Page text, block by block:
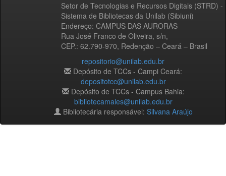
Setor de Tecnologias e Recursos Digitais (STRD) -
Sistema de Bibliotecas da Unilab (Sibiuni)
Endereço: CAMPUS DAS AURORAS
Rua José Franco de Oliveira, s/n,
CEP.: 62.790-970, Redenção – Ceará – Brasil
repositorio@unilab.edu.br
Depósito de TCCs - Campi Ceará:
depositotcc@unilab.edu.br
Depósito de TCCs - Campus Bahia:
bibliotecamales@unilab.edu.br
Bibliotecária responsável: Silvana Araújo